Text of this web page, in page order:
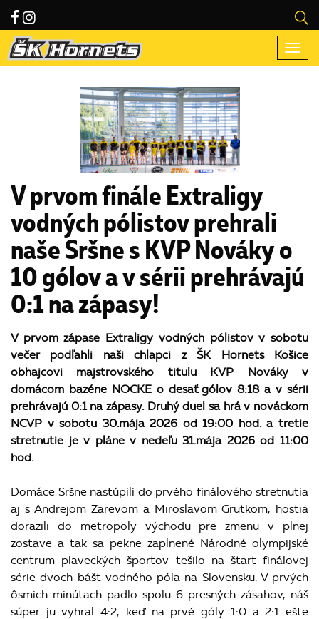
V prvom finále Extraligy
vodných pólistov prehrali
naše Sršne s KVP Nováky o
10 gólov a v sérii prehrávajú
0:1 na zápasy!
V prvom zápase Extraligy vodných pólistov v sobotu
večer podľahli naši chlapci z ŠK Hornets Košice
obhajcovi majstrovského titulu KVP Nováky v
domácom bazéne NOCKE o desať gólov 8:18 a v sérii
prehrávajú 0:1 na zápasy. Druhý duel sa hrá v nováckom
NCVP v sobotu 30.mája 2026 od 19:00 hod. a tretie
stretnutie je v pláne v nedeľu 31.mája 2026 od 11:00
hod.
Domáce Sršne nastúpili do prvého finálového stretnutia
aj s Andrejom Zarevom a Miroslavom Grutkom, hostia
dorazili do metropoly východu pre zmenu v plnej
zostave a tak sa pekne zaplnené Národné olympijské
centrum plaveckých športov tešilo na štart finálovej
série dvoch bášt vodného póla na Slovensku. V prvých
ôsmich minútach padlo spolu 6 presných zásahov, náš
súper ju vyhral 4:2, keď na prvé góly 1:0 a 2:1 ešte